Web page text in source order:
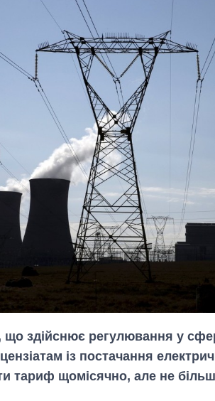
що здійснює регулювання у
із постачання
тариф щомісячно, але не більш